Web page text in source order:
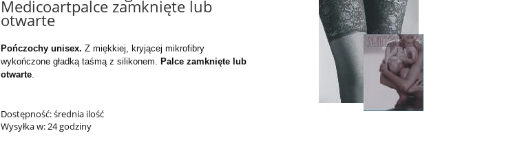
Medicoartpalce zamknięte lub
otwarte
Pończochy unisex. Z miękkiej, kryjącej mikrofibry
wykończone gładką taśmą z silikonem. Palce zamknięte lub
otwarte.
Dostępność:średnia ilość
Wysyłka w:24 godziny